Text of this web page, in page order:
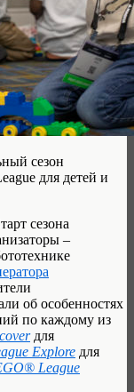
сезон
для детей и
сезона
–
об особенностях
по каждому из
для
Explore для
League